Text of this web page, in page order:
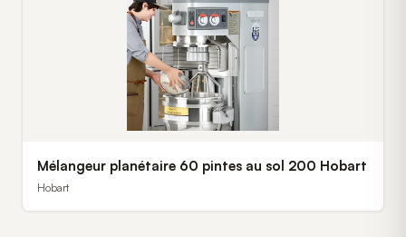
Mélangeur planétaire 60 pintes au sol 200 Hobart
Hobart